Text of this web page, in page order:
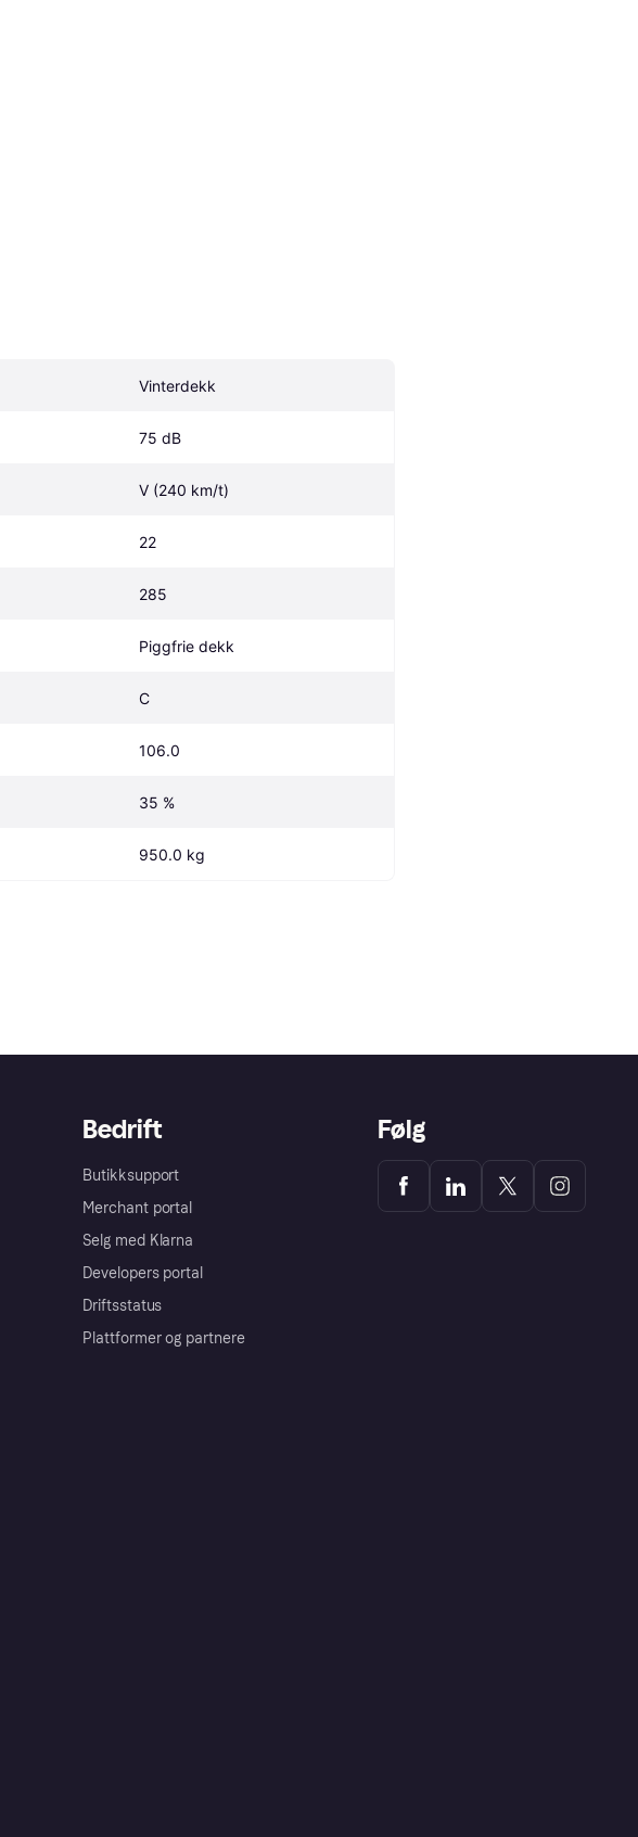
Vinterdekk
75 dB
V (240 km/t)
22
285
Piggfrie dekk
C
106.0
35 %
950.0 kg
Bedrift
Butikksupport
Merchant portal
Selg med Klarna
Developers portal
Driftsstatus
Plattformer og partnere
Følg